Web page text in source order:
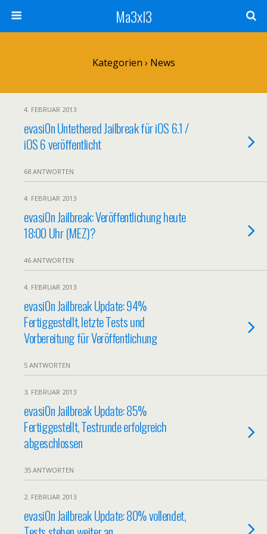
Ma3xl3
Kategorien › News
4. FEBRUAR 2013
evasi0n Untethered Jailbreak für iOS 6.1 /
iOS 6 veröffentlicht
68 ANTWORTEN
4. FEBRUAR 2013
evasi0n Jailbreak: Veröffentlichung heute
18:00 Uhr (MEZ)?
46 ANTWORTEN
4. FEBRUAR 2013
evasi0n Jailbreak Update: 94%
Fertiggestellt, letzte Tests und
Vorbereitung für Veröffentlichung
5 ANTWORTEN
3. FEBRUAR 2013
evasi0n Jailbreak Update: 85%
Fertiggestellt, Testrunde erfolgreich
abgeschlossen
35 ANTWORTEN
2. FEBRUAR 2013
evasi0n Jailbreak Update: 80% vollendet,